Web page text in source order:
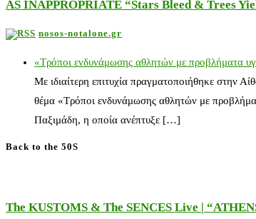
AS INAPPROPRIATE “Stars Bleed & Trees
nosos-notalone.gr
«Τρόποι ενδυνάμωσης αθλητών με προβλήματα
Με ιδιαίτερη επιτυχία πραγματοποιήθηκε
θέμα «Τρόποι ενδυνάμωσης αθλητών με
Παξιμάδη, η οποία ανέπτυξε […]
Back to the 50S
The KUSTOMS & The SENCES Live |